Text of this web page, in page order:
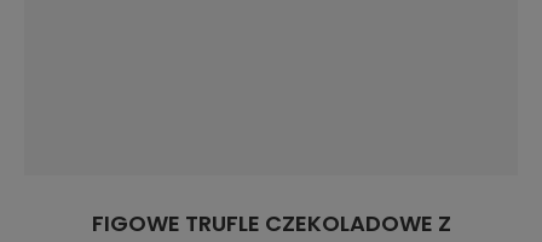
FIGOWE TRUFLE CZEKOLADOWE Z